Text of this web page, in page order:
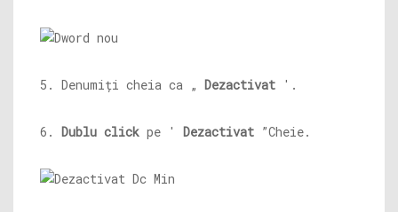
5. Denumiți cheia ca „ Dezactivat '.
6. Dublu click pe ' Dezactivat ”Cheie.